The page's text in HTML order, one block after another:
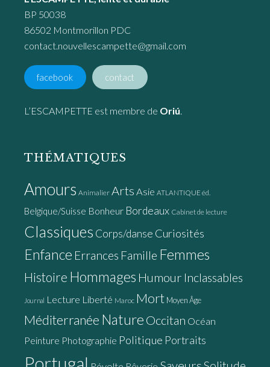
BP 50038
86502 Montmorillon PDC
contact.nouvellescampette@gmail.com
facebook contact
L’ESCAMPETTE est membre de Oriú
THÉMATIQUES
Amours Animalier Arts Asie ATLANTIQUE éd.
Belgique/Suisse Bonheur Bordeaux Cabinet de lecture
Classiques Corps/danse Curiosités
Enfance Errances Famille Femmes
Histoire Hommages Humour Inclassables
Journal Lecture Liberté Maroc Mort Moyen Âge
Méditerranée Nature Occitan Océan
Peinture Photographie Politique Portraits
Portugal